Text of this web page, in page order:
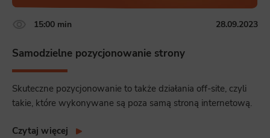
15:00 min 28.09.2023
Samodzielne pozycjonowanie strony
Skuteczne pozycjonowanie to także działania off-site, czyli
takie, które wykonywane są poza samą stroną internetową.
Czytaj więcej